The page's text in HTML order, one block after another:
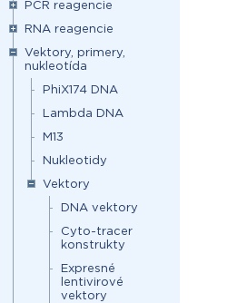
PCR reagencie
RNA reagencie
Vektory, primery,
nukleotída
PhiX174 DNA
Lambda DNA
M13
Nukleotidy
Vektory
DNA vektory
Cyto-tracer
konstrukty
Expresné
lentivirové
vektory